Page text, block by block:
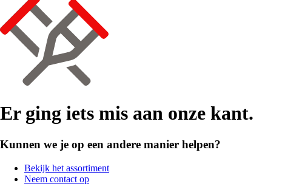
Er ging iets mis aan onze kant.
Kunnen we je op een andere manier helpen?
Bekijk het assortiment
Neem contact op